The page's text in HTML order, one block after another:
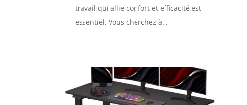
travail qui allie confort et efficacité est
essentiel. Vous cherchez à...